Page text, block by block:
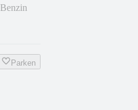
Benzin
Parken